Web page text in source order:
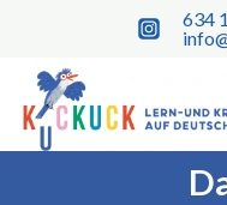
content
634